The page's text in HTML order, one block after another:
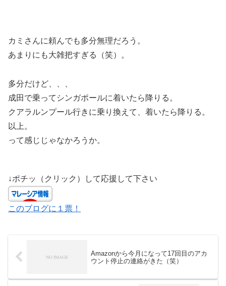
カミさんに頼んでも多分無理だろう。
あまりにも大雑把すぎる（笑）。
多分だけど、、、
成田で乗ってシンガポールに着いたら降りる。
クアラルンプール行きに乗り換えて、着いたら降りる。
以上。
って感じじゃなかろうか。
↓ポチッ（クリック）して応援して下さい
このブログに１票！
Amazonから今月になって17回目のアカ
ウント停止の連絡がきた（笑）